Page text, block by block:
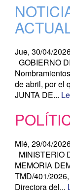
Jue, 30/04/
GOBIERNO
de abril, por el
JUNTA DE...
Mié, 29/04/
MINISTERIO
MEMORIA
TMD/401/
Directora del...